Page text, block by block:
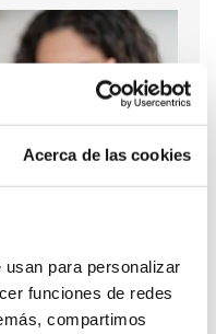
Acerca de las cookies
para personalizar
funciones de redes
compartimos